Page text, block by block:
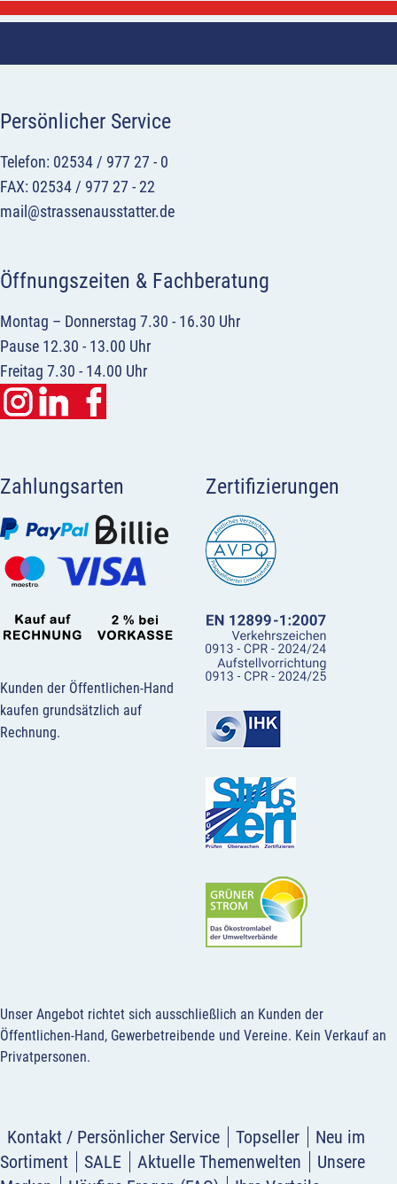
Persönlicher Service
Telefon: 02534 / 977 27 - 0
FAX: 02534 / 977 27 - 22
mail@strassenausstatter.de
Öffnungszeiten & Fachberatung
Montag – Donnerstag 7.30 - 16.30 Uhr
Pause 12.30 - 13.00 Uhr
Freitag 7.30 - 14.00 Uhr
Zahlungsarten
Kunden der Öffentlichen-Hand
kaufen grundsätzlich auf
Rechnung.
Zertifizierungen
Unser Angebot richtet sich ausschließlich an Kunden der
Öffentlichen-Hand, Gewerbetreibende und Vereine. Kein Verkauf an
Privatpersonen.
Kontakt / Persönlicher Service Topseller
Neu im
Sortiment
SALE Aktuelle Themenwelten
Unsere